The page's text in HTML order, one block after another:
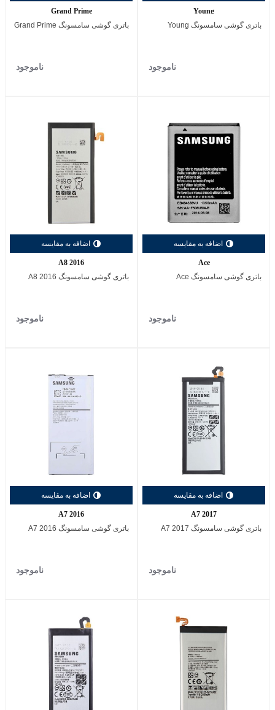
Young
باتری گوشی سامسونگ Young
ناموجود
Grand Prime
باتری گوشی سامسونگ Grand Prime
ناموجود
اضافه به مقایسه
Ace
باتری گوشی سامسونگ Ace
ناموجود
اضافه به مقایسه
A8 2016
باتری گوشی سامسونگ A8 2016
ناموجود
اضافه به مقایسه
A7 2017
باتری گوشی سامسونگ A7 2017
ناموجود
اضافه به مقایسه
A7 2016
باتری گوشی سامسونگ A7 2016
ناموجود